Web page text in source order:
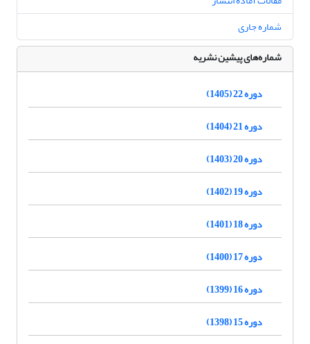
شماره جاری
شماره‌های پیشین نشریه
دوره 22 (1405)
دوره 21 (1404)
دوره 20 (1403)
دوره 19 (1402)
دوره 18 (1401)
دوره 17 (1400)
دوره 16 (1399)
دوره 15 (1398)